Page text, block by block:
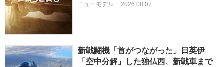
ニューモデル | 2026.08.07
新戦闘機「首がつながった」日英伊
「空中分解」した独仏西、新戦車まで